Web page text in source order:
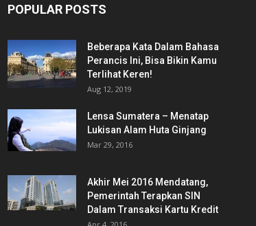
POPULAR POSTS
Beberapa Kata Dalam Bahasa
Perancis Ini, Bisa Bikin Kamu
Terlihat Keren!
Aug 12, 2019
Lensa Sumatera – Menatap
Lukisan Alam Huta Ginjang
Mar 29, 2016
Akhir Mei 2016 Mendatang,
Pemerintah Terapkan SIN
Dalam Transaksi Kartu Kredit